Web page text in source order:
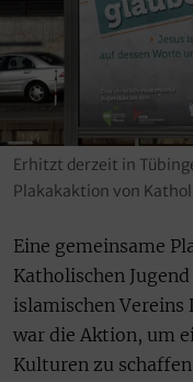
Erhitzt derzeit in
Plakakaktion von
Eine gemeinsame
Katholischen
islamischen
war die Aktion, um
Kulturen zu